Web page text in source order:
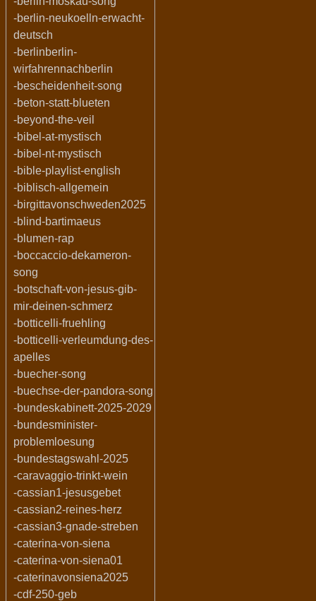
-berlin-neukoelln-erwacht-
deutsch
-berlinberlin-
wirfahrennachberlin
-bescheidenheit-song
-beton-statt-blueten
-beyond-the-veil
-bibel-at-mystisch
-bibel-nt-mystisch
-bible-playlist-english
-biblisch-allgemein
-birgittavonschweden2025
-blind-bartimaeus
-blumen-rap
-boccaccio-dekameron-
song
-botschaft-von-jesus-gib-
mir-deinen-schmerz
-botticelli-fruehling
-botticelli-verleumdung-des-
apelles
-buecher-song
-buechse-der-pandora-song
-bundeskabinett-2025-2029
-bundesminister-
problemloesung
-bundestagswahl-2025
-caravaggio-trinkt-wein
-cassian1-jesusgebet
-cassian2-reines-herz
-cassian3-gnade-streben
-caterina-von-siena
-caterina-von-siena01
-caterinavonsiena2025
-cdf-250-geb